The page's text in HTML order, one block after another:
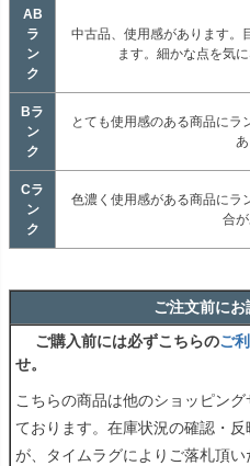
AB
ラ
ン
ク
中古品、使用感があります。
ます。細かな点を気
Bラ
ン
ク
とても使用感のある商品にラ
あ
Cラ
ン
ク
色濃く使用感がある商品にラ
合が
ご注文前に
ご購入前には必ずこちらのご
せ。
こちらの商品は他のショッピン
ております。在庫状況の確認・
が、タイムラグによりご落札頂